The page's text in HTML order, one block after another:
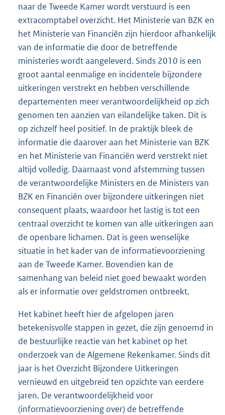
naar de Tweede Kamer wordt verstuurd is een
extracomptabel overzicht. Het Ministerie van BZK en
het Ministerie van Financiën zijn hierdoor afhankelijk
van de informatie die door de betreffende
ministeries wordt aangeleverd. Sinds 2010 is een
groot aantal eenmalige en incidentele bijzondere
uitkeringen verstrekt en hebben verschillende
departementen meer verantwoordelijkheid op zich
genomen ten aanzien van eilandelijke taken. Dit is
op zichzelf heel positief. In de praktijk bleek de
informatie die daarover aan het Ministerie van BZK
en het Ministerie van Financiën werd verstrekt niet
altijd volledig. Daarnaast vond afstemming tussen
de verantwoordelijke Ministers en de Ministers van
BZK en Financiën over bijzondere uitkeringen niet
consequent plaats, waardoor het lastig is tot een
centraal overzicht te komen van alle uitkeringen aan
de openbare lichamen. Dat is geen wenselijke
situatie in het kader van de informatievoorziening
aan de Tweede Kamer. Bovendien kan de
samenhang van beleid niet goed bewaakt worden
als er informatie over geldstromen ontbreekt.
Het kabinet heeft hier de afgelopen jaren
betekenisvolle stappen in gezet, die zijn genoemd in
de bestuurlijke reactie van het kabinet op het
onderzoek van de Algemene Rekenkamer. Sinds dit
jaar is het Overzicht Bijzondere Uitkeringen
vernieuwd en uitgebreid ten opzichte van eerdere
jaren. De verantwoordelijkheid voor
(informatievoorziening over) de betreffende